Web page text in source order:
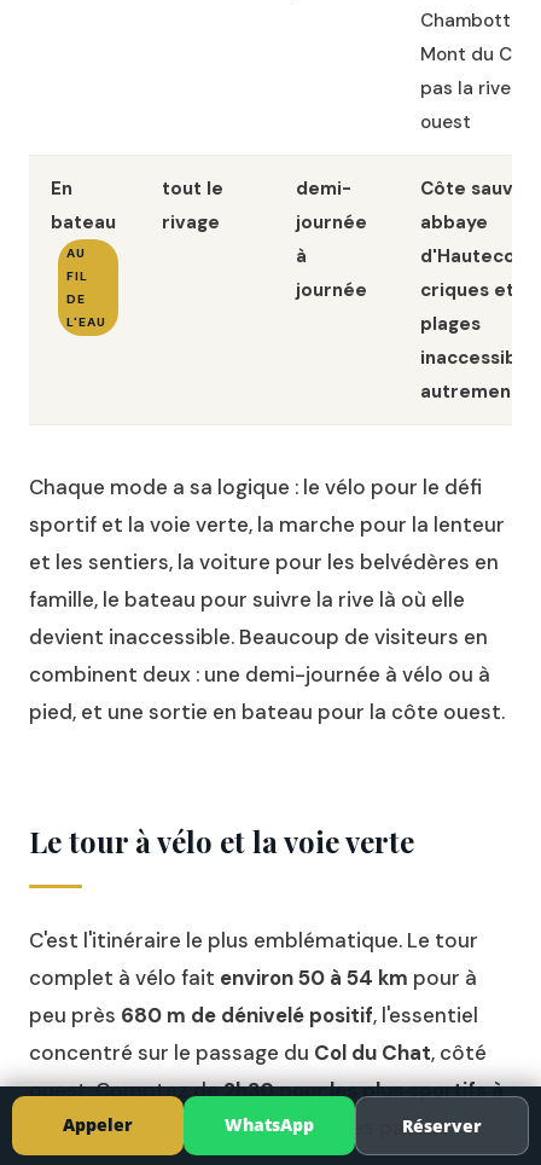
Chambotte,
Mont du
pas la rive
ouest
En
bateau
AU
FIL
DE
L'EAU
tout le
rivage
demi-
journée
à
journée
Côte
abbaye
criques et
plages
autrement
Chaque mode a sa logique : le vélo pour le défi
sportif et la voie verte, la marche pour la lenteur
et les sentiers, la voiture pour les belvédères en
famille, le bateau pour suivre la rive là où elle
devient inaccessible. Beaucoup de visiteurs en
combinent deux : une demi-journée à vélo ou à
pied, et une sortie en bateau pour la côte ouest.
Le tour à vélo et la voie verte
C'est l'itinéraire le plus emblématique. Le tour
complet à vélo fait environ 50 à 54 km pour à
peu près 680 m de dénivelé positif, l'essentiel
concentré sur le passage du Col du Chat, côté
ouest. Comptez de2h30 pour les plus sportifs à
en allure cyclotourisme avec les pauses.
Appeler WhatsApp Réserver